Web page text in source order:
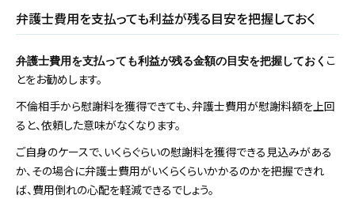
弁護士費用を支払っても利益が残る目安を把握しておく
弁護士費用を支払っても利益が残る金額の目安を把握しておく こ
とをお勧めします。
不倫相手から慰謝料を獲得できても、弁護士費用が慰謝料額を上回
ると、依頼した意味がなくなります。
ご自身のケースで、いくらぐらいの慰謝料を獲得できる見込みがある
か、その場合に弁護士費用がいくらくらいかかるのかを把握できれ
ば、費用倒れの心配を軽減できるでしょう。